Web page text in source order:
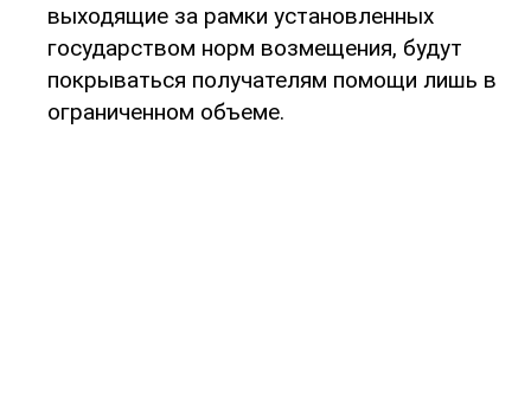
выходящие за рамки установленных
государством норм возмещения, будут
покрываться получателям помощи лишь в
ограниченном объеме.